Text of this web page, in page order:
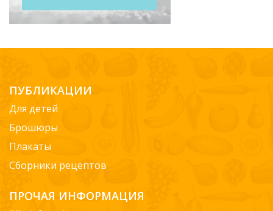
ПУБЛИКАЦИИ
Для детей
Брошюры
Плакаты
Сборники рецептов
ПРОЧАЯ ИНФОРМАЦИЯ